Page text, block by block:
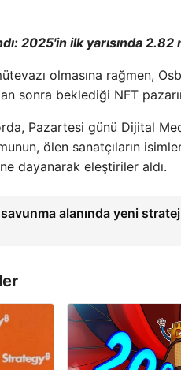
2025'in ilk yarısında
olmasına rağmen,
sonra beklediği NFT
Pazartesi günü Dijital
ölen sanatçıların
dayanarak eleştiriler aldı.
alanında yeni